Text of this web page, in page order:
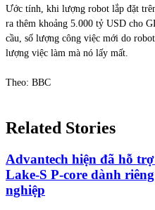
Ước tính, khi lượng robot lắp đặt
ra thêm khoảng 5.000 tỷ USD cho
cầu, số lượng công việc mới do
lượng việc làm mà nó lấy mất.
Theo: BBC
Related Stories
Advantech hiện đã hỗ
Lake-S P-core dành
nghiệp